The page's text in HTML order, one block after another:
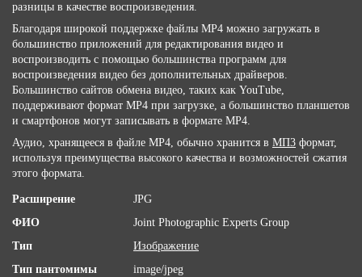
разницы в качестве воспроизведения.
Благодаря широкой поддержке файлы MP4 можно загружать в
большинство приложений для редактирования видео и
воспроизводить с помощью большинства программ для
воспроизведения видео без дополнительных драйверов.
Большинство сайтов обмена видео, таких как YouTube,
поддерживают формат MP4 при загрузке, а большинство планшетов
и смартфонов могут записывать в формате MP4.
Аудио, хранящееся в файле MP4, обычно хранится в МП3 формат,
используя преимущества высокого качества и возможностей сжатия
этого формата.
Расширение
JPG
ФИО
Joint Photographic Experts Group
Тип
Изображение
Тип пантомимы
image/jpeg